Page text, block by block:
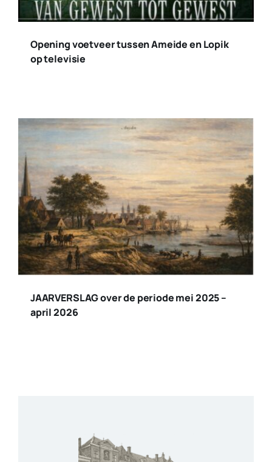
Opening voetveer tussen Ameide en Lopik
op televisie
JAARVERSLAG over de periode mei 2025 –
april 2026